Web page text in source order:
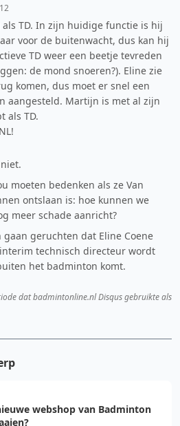
TD. In zijn huidige functie is hij
voor de buitenwacht, dus kan hij
TD weer een beetje tevreden
de mond snoeren?). Eline zie
komen, dus moet er snel een
aangesteld. Martijn is met al zijn
als TD.
moeten bedenken als ze Van
ontslaan is: hoe kunnen we
meer schade aanricht?
geruchten dat Eline Coene
technisch directeur wordt
het badminton komt.
dat badmintonline.nl Disqus gebruikte als
webshop van Badminton